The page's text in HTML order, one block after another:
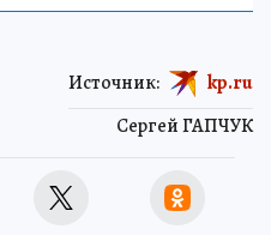
Сергей ГАПЧУК
Источник: kp.ru